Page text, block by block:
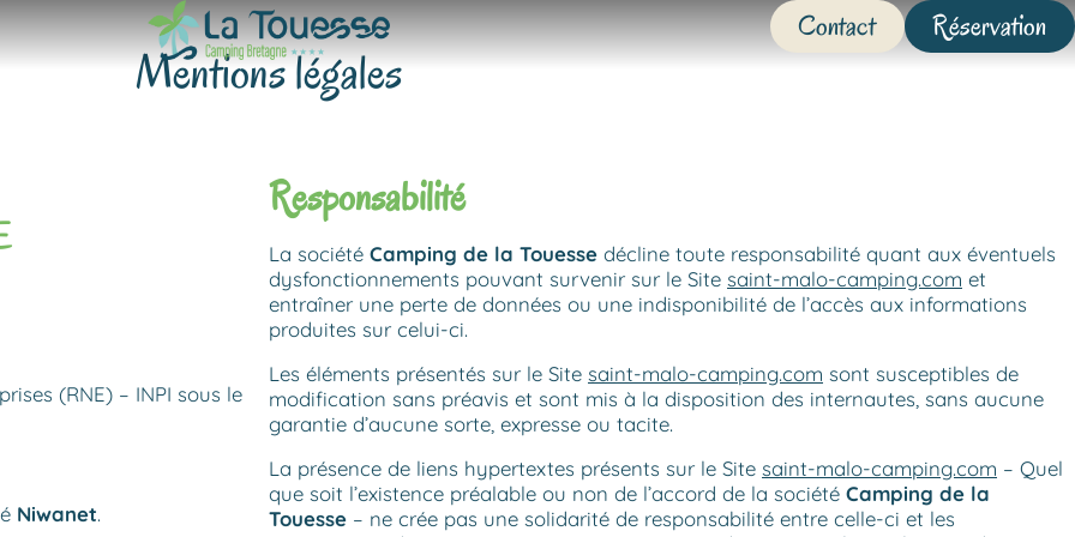
Contact Réservation
Mentions légales
(RNE) – INPI sous le
Niwanet.
Responsabilité
La société Camping de la Touesse décline toute responsabilité quant aux éventuels
dysfonctionnements pouvant survenir sur le Site saint-malo-camping.com et
entraîner une perte de données ou une indisponibilité de l’accès aux informations
produites sur celui-ci.
Les éléments présentés sur le Site saint-malo-camping.com sont susceptibles de
modification sans préavis et sont mis à la disposition des internautes, sans aucune
garantie d’aucune sorte, expresse ou tacite.
La présence de liens hypertextes présents sur le Site saint-malo-camping.com – Quel
que soit l’existence préalable ou non de l’accord de la société Camping de la
Touesse – ne crée pas une solidarité de responsabilité entre celle-ci et les